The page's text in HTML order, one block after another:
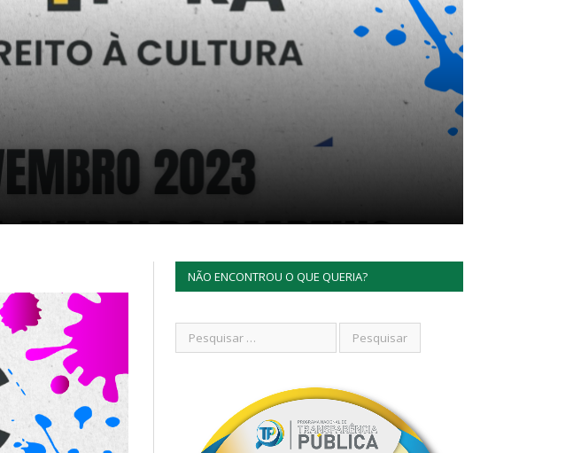
NÃO ENCONTROU O QUE QUERIA?